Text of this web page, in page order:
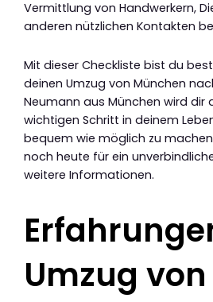
Vermittlung von Handwerkern,
anderen nützlichen Kontakten
Mit dieser Checkliste bist du
deinen Umzug von München
Neumann aus München wird dir
wichtigen Schritt in deinem
bequem wie möglich zu
noch heute für ein
weitere Informationen.
Umzug von